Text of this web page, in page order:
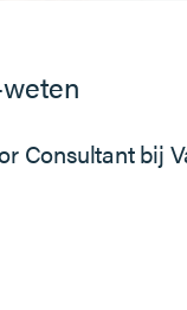
Consultant bij